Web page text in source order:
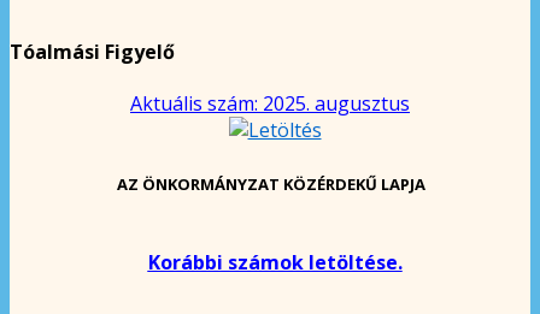
Tóalmási Figyelő
Aktuális szám: 2025. augusztus
AZ ÖNKORMÁNYZAT KÖZÉRDEKŰ LAPJA
Korábbi számok letöltése.